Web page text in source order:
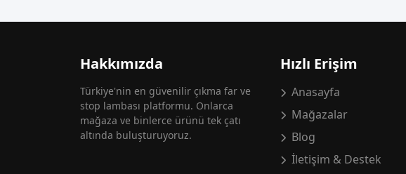
Hakkımızda
Türkiye'nin en güvenilir çıkma far ve
stop lambası platformu. Onlarca
mağaza ve binlerce ürünü tek çatı
altında buluşturuyoruz.
Hızlı Erişim
Anasayfa
Mağazalar
Blog
İletişim & Destek